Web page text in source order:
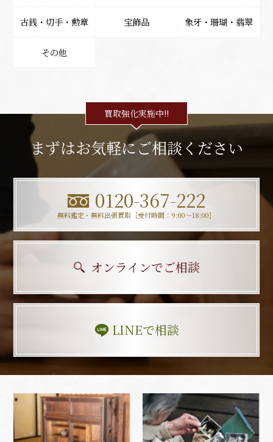
古銭・切手・勲章 宝飾品 象牙・珊瑚・翡翠
その他
買取強化実施中!!
まずはお気軽にご相談ください
0120-367-222
無料鑑定・無料出張買取［受付時間：9:00〜18:00］
オンラインでご相談
LINEで相談